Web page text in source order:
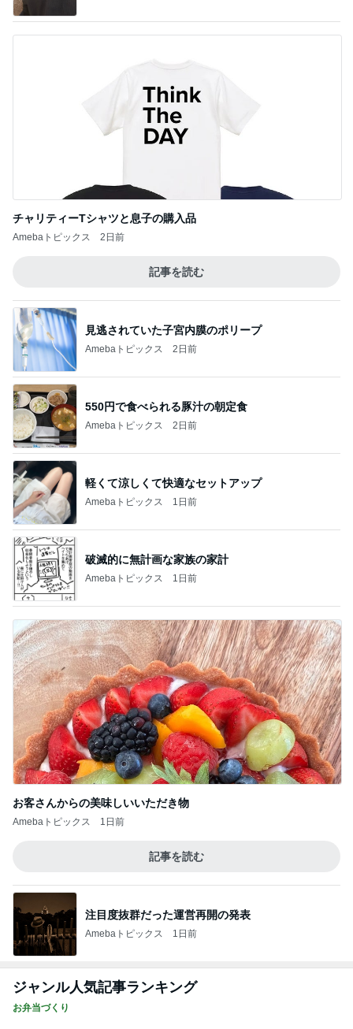
チャリティーTシャツと息子の購入品
Amebaトピックス 2日前
記事を読む
見逃されていた子宮内膜のポリープ
Amebaトピックス 2日前
550円で食べられる豚汁の朝定食
Amebaトピックス 2日前
軽くて涼しくて快適なセットアップ
Amebaトピックス 1日前
破滅的に無計画な家族の家計
Amebaトピックス 1日前
お客さんからの美味しいいただき物
Amebaトピックス 1日前
記事を読む
注目度抜群だった運営再開の発表
Amebaトピックス 1日前
ジャンル人気記事ランキング
お弁当づくり